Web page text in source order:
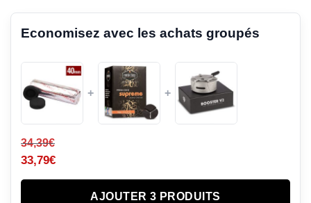
Economisez avec les achats groupés
+ +
34,39€
33,79€
AJOUTER 3 PRODUITS